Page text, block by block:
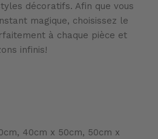
décoratifs. Afin que vous
magique, choisissez le
à chaque pièce et
infinis!
40cm x 50cm, 50cm x